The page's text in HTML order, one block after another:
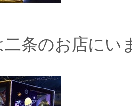
二条のお店にい